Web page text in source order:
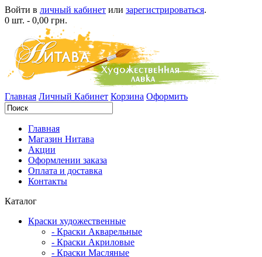
Войти в личный кабинет или зарегистрироваться.
0 шт. - 0,00 грн.
Главная Личный Кабинет Корзина Оформить
Главная
Магазин Нитава
Акции
Оформлении заказа
Оплата и доставка
Контакты
Каталог
Краски художественные
- Краски Акварельные
- Краски Акриловые
- Краски Масляные